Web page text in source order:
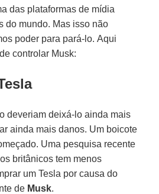
das plataformas de mídia
do mundo. Mas isso não
poder para pará-lo. Aqui
controlar Musk:
deveriam deixá-lo ainda mais
ainda mais danos. Um boicote
Uma pesquisa recente
britânicos tem menos
um Tesla por causa do
de Musk.